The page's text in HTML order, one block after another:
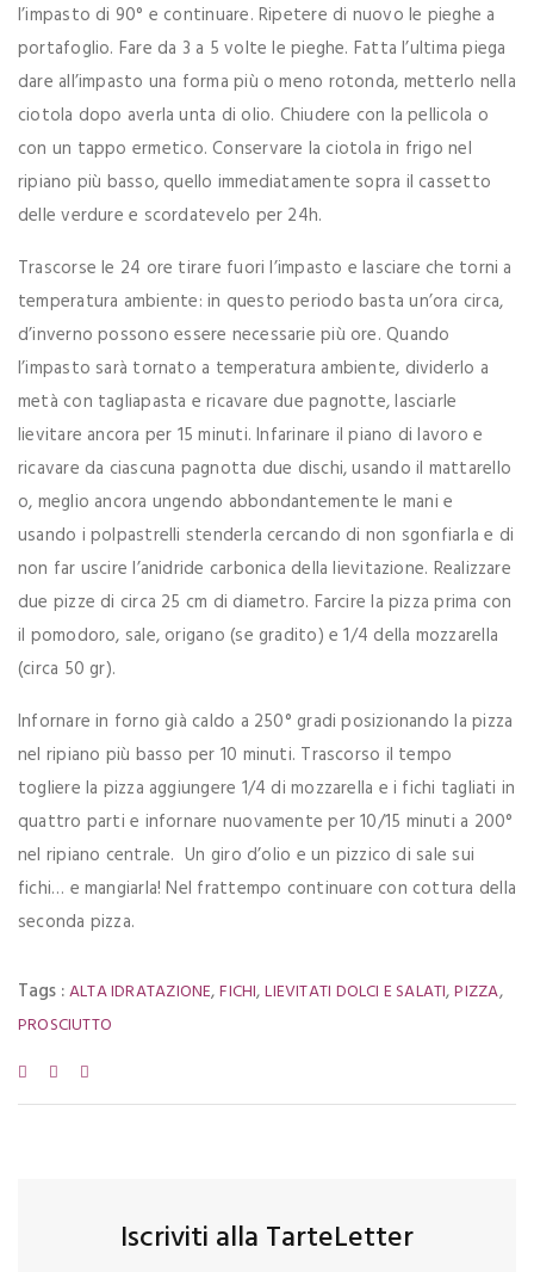
l’impasto di 90° e continuare. Ripetere di nuovo le pieghe a
portafoglio. Fare da 3 a 5 volte le pieghe. Fatta l’ultima piega
dare all’impasto una forma più o meno rotonda, metterlo nella
ciotola dopo averla unta di olio. Chiudere con la pellicola o
con un tappo ermetico. Conservare la ciotola in frigo nel
ripiano più basso, quello immediatamente sopra il cassetto
delle verdure e scordatevelo per 24h.
Trascorse le 24 ore tirare fuori l’impasto e lasciare che torni a
temperatura ambiente: in questo periodo basta un’ora circa,
d’inverno possono essere necessarie più ore. Quando
l’impasto sarà tornato a temperatura ambiente, dividerlo a
metà con tagliapasta e ricavare due pagnotte, lasciarle
lievitare ancora per 15 minuti. Infarinare il piano di lavoro e
ricavare da ciascuna pagnotta due dischi, usando il mattarello
o, meglio ancora ungendo abbondantemente le mani e
usando i polpastrelli stenderla cercando di non sgonfiarla e di
non far uscire l’anidride carbonica della lievitazione. Realizzare
due pizze di circa 25 cm di diametro. Farcire la pizza prima con
il pomodoro, sale, origano (se gradito) e 1/4 della mozzarella
(circa 50 gr).
Infornare in forno già caldo a 250° gradi posizionando la pizza
nel ripiano più basso per 10 minuti. Trascorso il tempo
togliere la pizza aggiungere 1/4 di mozzarella e i fichi tagliati in
quattro parti e infornare nuovamente per 10/15 minuti a 200°
nel ripiano centrale. Un giro d’olio e un pizzico di sale sui
fichi… e mangiarla! Nel frattempo continuare con cottura della
seconda pizza.
Tags :ALTA IDRATAZIONE,FICHI,LIEVITATI DOLCI E SALATI,PIZZA,
PROSCIUTTO
Iscriviti alla TarteLetter